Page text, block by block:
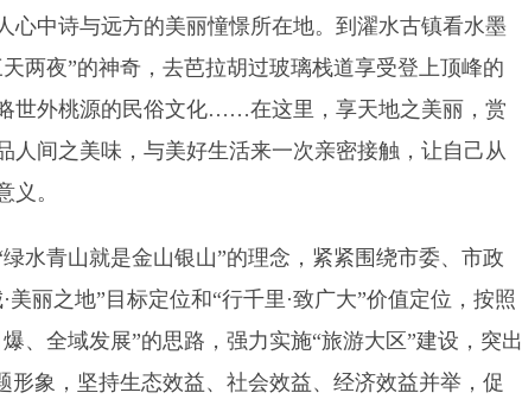
心中诗与远方的美丽憧憬所在地。到濯水古镇看水墨
两夜”的神奇，去芭拉胡过玻璃栈道享受登上顶峰的
世外桃源的民俗文化……在这里，享天地之美丽，赏
人间之美味，与美好生活来一次亲密接触，让自己从
义。
水青山就是金山银山”的理念，紧紧围绕市委、市政
丽之地”目标定位和“行千里·致广大”价值定位，按照
、全域发展”的思路，强力实施“旅游大区”建设，突出
形象，坚持生态效益、社会效益、经济效益并举，促